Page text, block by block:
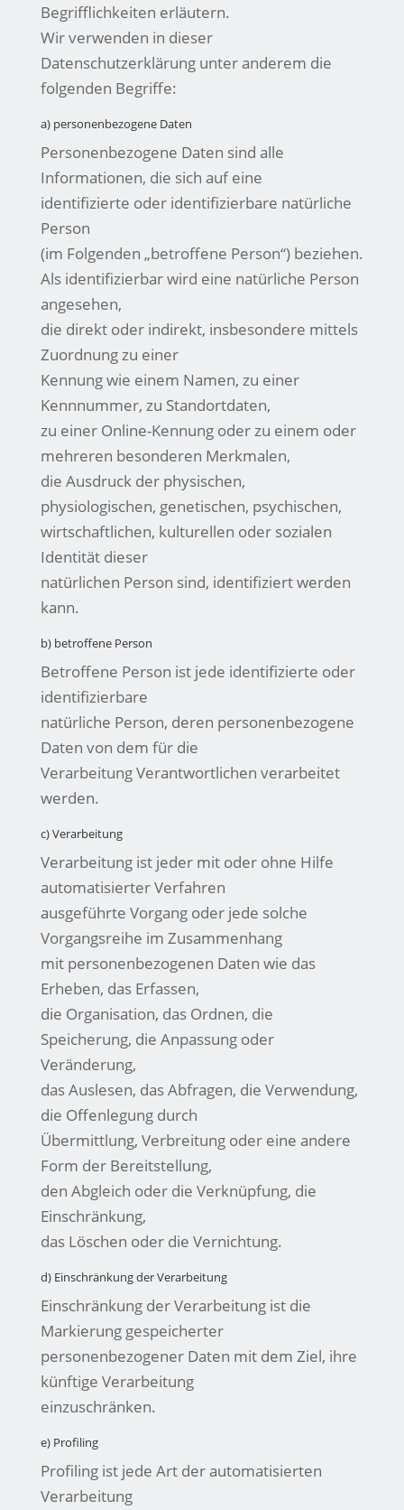
Begrifflichkeiten erläutern.
Wir verwenden in dieser
Datenschutzerklärung unter anderem die
folgenden Begriffe:
a) personenbezogene Daten
Personenbezogene Daten sind alle
Informationen, die sich auf eine
identifizierte oder identifizierbare natürliche
Person
(im Folgenden „betroffene Person“) beziehen.
Als identifizierbar wird eine natürliche Person
angesehen,
die direkt oder indirekt, insbesondere mittels
Zuordnung zu einer
Kennung wie einem Namen, zu einer
Kennnummer, zu Standortdaten,
zu einer Online-Kennung oder zu einem oder
mehreren besonderen Merkmalen,
die Ausdruck der physischen,
physiologischen, genetischen, psychischen,
wirtschaftlichen, kulturellen oder sozialen
Identität dieser
natürlichen Person sind, identifiziert werden
kann.
b) betroffene Person
Betroffene Person ist jede identifizierte oder
identifizierbare
natürliche Person, deren personenbezogene
Daten von dem für die
Verarbeitung Verantwortlichen verarbeitet
werden.
c) Verarbeitung
Verarbeitung ist jeder mit oder ohne Hilfe
automatisierter Verfahren
ausgeführte Vorgang oder jede solche
Vorgangsreihe im Zusammenhang
mit personenbezogenen Daten wie das
Erheben, das Erfassen,
die Organisation, das Ordnen, die
Speicherung, die Anpassung oder
Veränderung,
das Auslesen, das Abfragen, die Verwendung,
die Offenlegung durch
Übermittlung, Verbreitung oder eine andere
Form der Bereitstellung,
den Abgleich oder die Verknüpfung, die
Einschränkung,
das Löschen oder die Vernichtung.
d) Einschränkung der Verarbeitung
Einschränkung der Verarbeitung ist die
Markierung gespeicherter
personenbezogener Daten mit dem Ziel, ihre
künftige Verarbeitung
einzuschränken.
e) Profiling
Profiling ist jede Art der automatisierten
Verarbeitung